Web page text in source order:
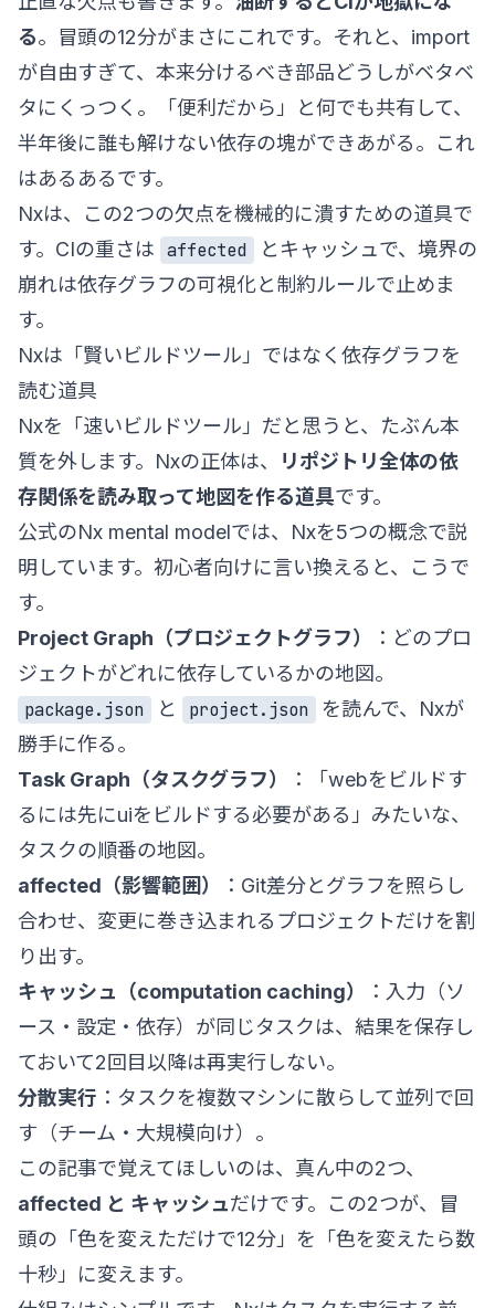
る。冒頭の12分がまさにこれです。それと、import
が自由すぎて、本来分けるべき部品どうしがベタベ
タにくっつく。「便利だから」と何でも共有して、
半年後に誰も解けない依存の塊ができあがる。これ
はあるあるです。
Nxは、この2つの欠点を機械的に潰すための道具で
す。CIの重さは affected
とキャッシュで、境界の
崩れは依存グラフの可視化と制約ルールで止めま
す。
Nxは「賢いビルドツール」ではなく依存グラフを
読む道具
Nxを「速いビルドツール」だと思うと、たぶん本
質を外します。Nxの正体は、
リポジトリ全体の依
存関係を読み取って地図を作る道具です。
公式のNx mental modelでは、Nxを5つの概念で説
明しています。初心者向けに言い換えると、こうで
す。
Project Graph（プロジェクトグラフ）
：どのプロ
ジェクトがどれに依存しているかの地図。
package.json
と project.json
を読んで、Nxが
勝手に作る。
Task Graph（タスクグラフ）
：「webをビルドす
るには先にuiをビルドする必要がある」みたいな、
タスクの順番の地図。
affected（影響範囲）
：Git差分とグラフを照らし
合わせ、変更に巻き込まれるプロジェクトだけを割
り出す。
キャッシュ（computation caching）
：入力（ソ
ース・設定・依存）が同じタスクは、結果を保存し
ておいて2回目以降は再実行しない。
分散実行 ：タスクを複数マシンに散らして並列で回
す（チーム・大規模向け）。
この記事で覚えてほしいのは、真ん中の2つ、
affected と キャッシュだけです。この2つが、冒
頭の「色を変えただけで12分」を「色を変えたら数
十秒」に変えます。